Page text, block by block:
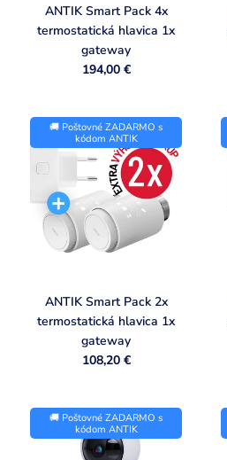
ANTIK Smart Pack 4x
termostatická hlavica 1x
gateway
194,00 €
🚚 Poštovné ZADARMO s
kódom ANTIK
ANTIK Smart Pack 2x
termostatická hlavica 1x
gateway
108,20 €
🚚 Poštovné ZADARMO s
kódom ANTIK